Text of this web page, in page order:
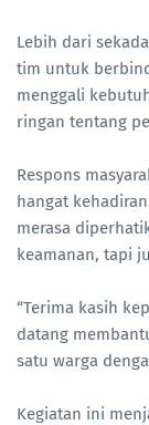
Lebih dari
tim untuk
menggali
ringan tentang
Respons
hangat
merasa
keamanan, tapi
“Terima kasih
datang
satu warga
Kegiatan ini